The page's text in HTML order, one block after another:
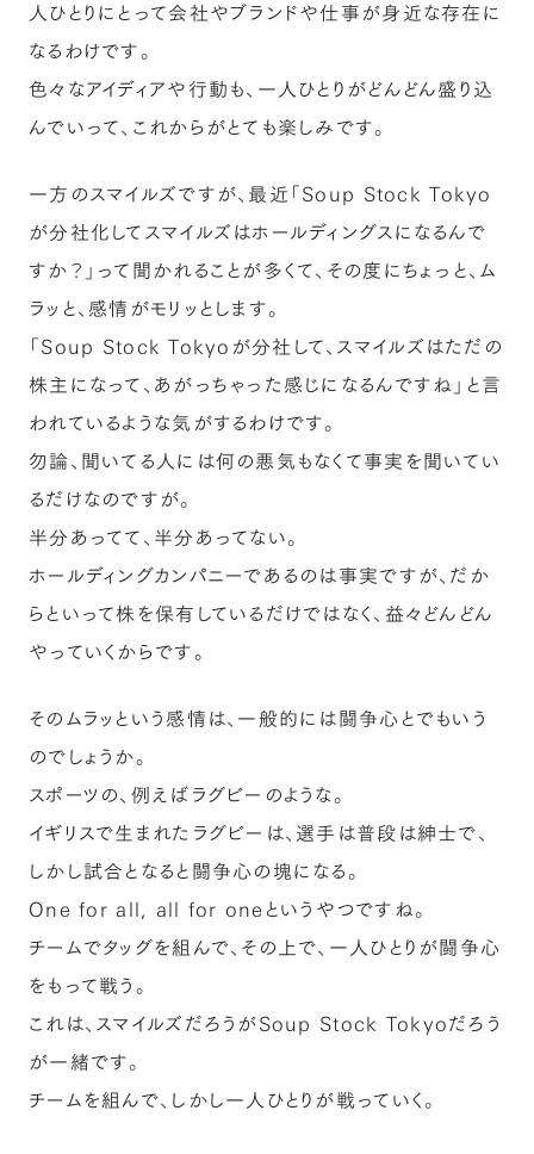
人ひとりにとって会社やブランドや仕事が身近な存在に
なるわけです。
色々なアイディアや行動も、一人ひとりがどんどん盛り込
んでいって、これからがとても楽しみです。
一方のスマイルズですが、最近「Soup Stock Tokyo
が分社化してスマイルズはホールディングスになるんで
すか？」って聞かれることが多くて、その度にちょっと、ム
ラッと、感情がモリッとします。
「Soup Stock Tokyoが分社して、スマイルズはただの
株主になって、あがっちゃった感じになるんですね」と言
われているような気がするわけです。
勿論、聞いてる人には何の悪気もなくて事実を聞いてい
るだけなのですが。
半分あってて、半分あってない。
ホールディングカンパニーであるのは事実ですが、だか
らといって株を保有しているだけではなく、益々どんどん
やっていくからです。
そのムラッという感情は、一般的には闘争心とでもいう
のでしょうか。
スポーツの、例えばラグビーのような。
イギリスで生まれたラグビーは、選手は普段は紳士で、
しかし試合となると闘争心の塊になる。
One for all, all for oneというやつですね。
チームでタッグを組んで、その上で、一人ひとりが闘争心
をもって戦う。
これは、スマイルズだろうがSoup Stock Tokyoだろう
が一緒です。
チームを組んで、しかし一人ひとりが戦っていく。